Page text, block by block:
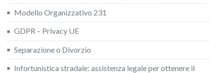
Modello Organizzativo 231
GDPR – Privacy UE
Separazione o Divorzio
Infortunistica stradale: assistenza legale per ottenere il